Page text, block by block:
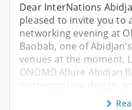
Dear InterNations
pleased to invite you to
networking evening at
Baobab, one of
venues at the moment.
ONOMO Allure Abidjan